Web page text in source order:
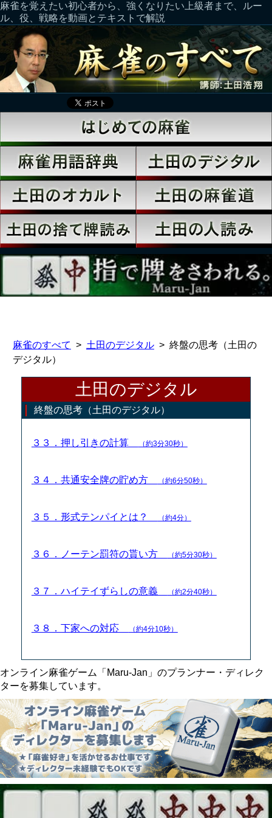
麻雀を覚えたい初心者から、強くなりたい上級者まで、ルー
ル、役、戦略を動画とテキストで解説
麻雀のすべて 土田のデジタル
終盤の思考（土田の
デジタル）
土田のデジタル
終盤の思考（土田のデジタル）
３３．押し引きの計算 （約3分30秒）
３４．共通安全牌の貯め方 （約6分50秒）
３５．形式テンパイとは？ （約4分）
３６．ノーテン罰符の貰い方 （約5分30秒）
３７．ハイテイずらしの意義 （約2分40秒）
３８．下家への対応 （約4分10秒）
オンライン麻雀ゲーム「Maru-Jan」のプランナー・ディレク
ターを募集しています。